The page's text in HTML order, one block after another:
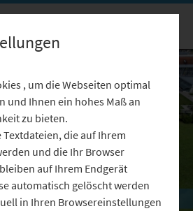
Video
, um die Webseiten optimal
und Ihnen ein hohes Maß an
zu bieten.
die auf Ihrem
und die Ihr Browser
auf Ihrem Endgerät
automatisch gelöscht werden
in Ihren Browsereinstellungen